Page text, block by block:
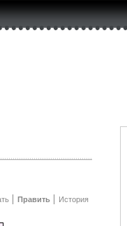
Править История